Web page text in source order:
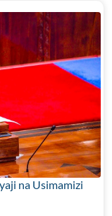
na Usimamizi